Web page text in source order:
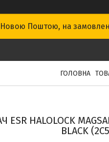
Поштою, на
ГОЛОВНА
HALOLOCK
BLACK